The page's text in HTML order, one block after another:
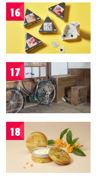
16
17
18